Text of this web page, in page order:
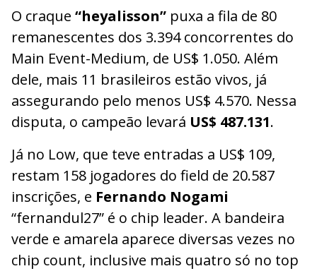
O craque “heyalisson” puxa a fila de 80
remanescentes dos 3.394 concorrentes do
Main Event-Medium, de US$ 1.050. Além
dele, mais 11 brasileiros estão vivos, já
assegurando pelo menos US$ 4.570. Nessa
disputa, o campeão levará US$ 487.131.
Já no Low, que teve entradas a US$ 109,
restam 158 jogadores do field de 20.587
inscrições, e Fernando Nogami
“fernandul27” é o chip leader. A bandeira
verde e amarela aparece diversas vezes no
chip count, inclusive mais quatro só no top